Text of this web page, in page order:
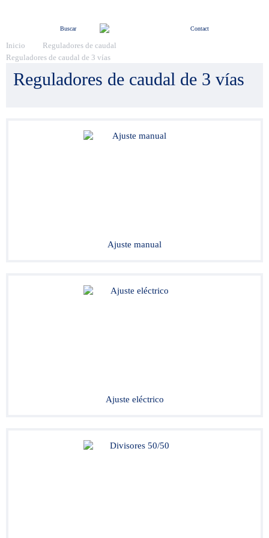
Buscar Contact
Inicio
Reguladores de caudal
Reguladores de caudal de 3 vías
Reguladores de caudal de 3 vías
Ajuste manual
Ajuste eléctrico